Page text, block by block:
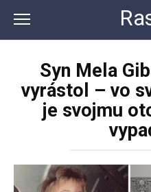
контенту
Syn Mela
vyrástol – vo
je svojmu